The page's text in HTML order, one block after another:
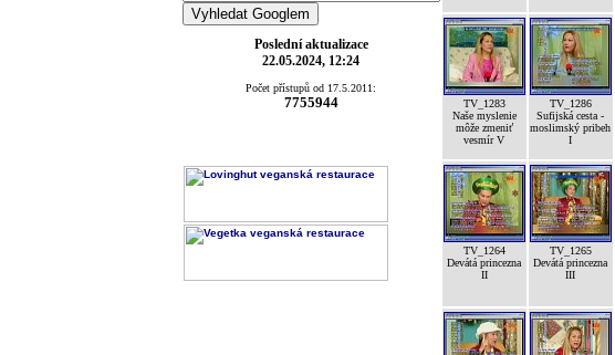
Poslední aktualizace
22.05.2024, 12:24
Počet přístupů od 17.5.2011:
7755944
TV_1283
Naše myslenie
môže zmeniť
vesmír V
TV_1286
Sufijská cesta -
moslimský pribeh
I
TV_1264
Devátá princezna
II
TV_1265
Devátá princezna
III